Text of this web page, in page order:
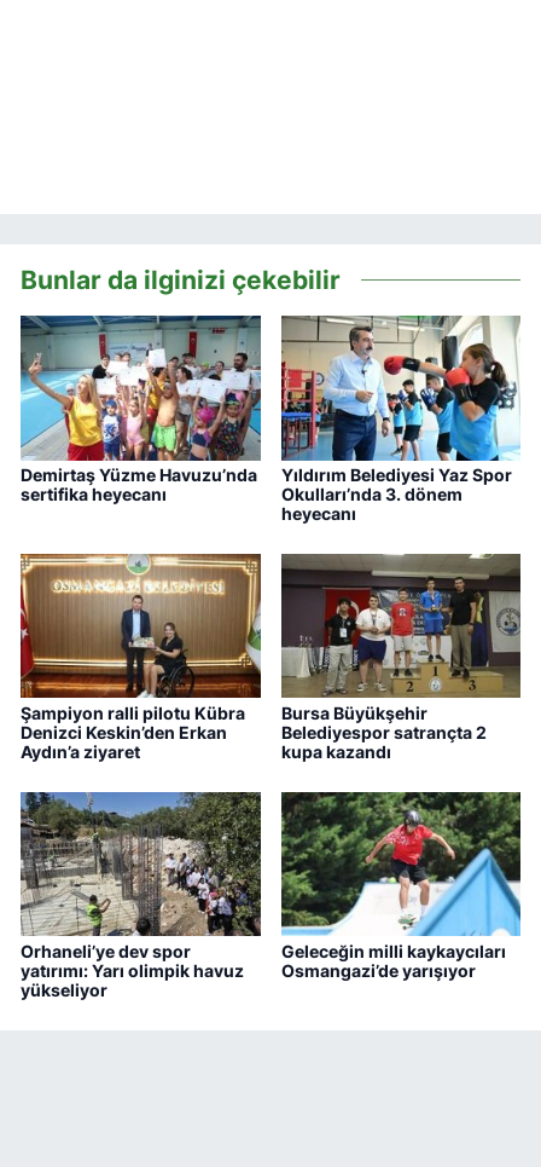
Bunlar da ilginizi çekebilir
Demirtaş Yüzme Havuzu’nda
sertifika heyecanı
Yıldırım Belediyesi Yaz Spor
Okulları’nda 3. dönem
heyecanı
Şampiyon ralli pilotu Kübra
Denizci Keskin’den Erkan
Aydın’a ziyaret
Bursa Büyükşehir
Belediyespor satrançta 2
kupa kazandı
Orhaneli’ye dev spor
yatırımı: Yarı olimpik havuz
yükseliyor
Geleceğin milli kaykaycıları
Osmangazi’de yarışıyor